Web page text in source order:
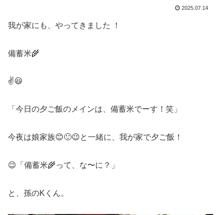
2025.07.14
我が家にも、やってきました ！
備蓄米🌾
✌️😃
「今日の夕ご飯のメインは、備蓄米でーす！笑」
今夜は娘家族😊🙂😉と一緒に、我が家で夕ご飯！
😉「備蓄米🌾って、な〜に？」
と、孫のKくん。